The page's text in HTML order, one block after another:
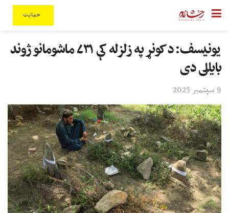
حمایت
یونیسف: د کونړ په زلزله کې ۷۳۱ ماشومانو ژوند
بایللی دی
9 سپتمبر 2025